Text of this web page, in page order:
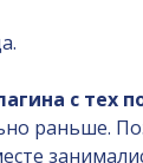
с тех
раньше.